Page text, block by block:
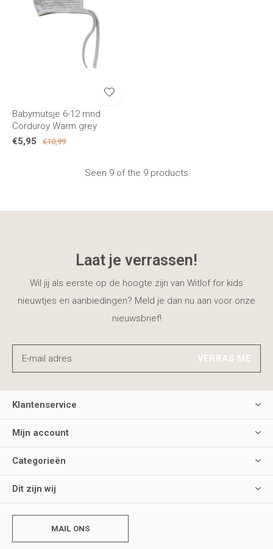
Babymutsje 6-12 mnd
Corduroy Warm grey
€5,95
€10,99
Seen 9 of the 9 products
Laat je verrassen!
Wil jij als eerste op de hoogte zijn van Witlof for kids
nieuwtjes en aanbiedingen? Meld je dan nu aan voor onze
nieuwsbrief!
VERRAS ME
Klantenservice
Mijn account
Categorieën
Dit zijn wij
MAIL ONS